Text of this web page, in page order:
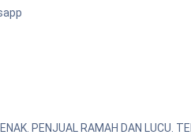
PENJUAL RAMAH DAN LUCU.